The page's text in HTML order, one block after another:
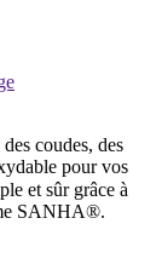
coudes, des
pour vos
et sûr grâce à
SANHA®.